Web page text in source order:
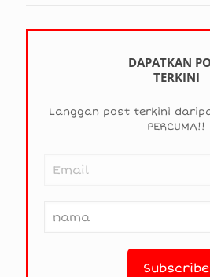
DAPATKAN
TERKINI
Langgan post terkini
PERCUMA!!